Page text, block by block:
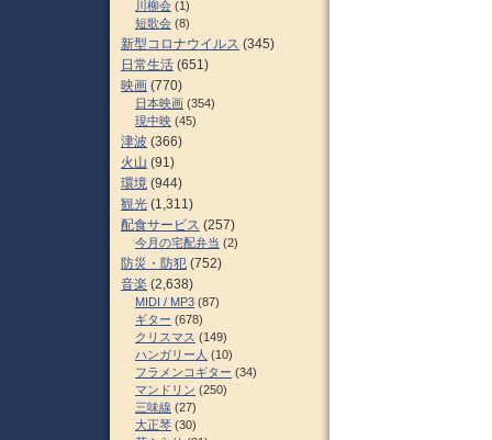
川柳会 (1)
短歌会 (8)
新型コロナウイルス (345)
日常生活 (651)
映画 (770)
日本映画 (354)
現中映 (45)
津波 (366)
火山 (91)
環境 (944)
観光 (1,311)
配食サービス (257)
今月の宅配弁当 (2)
防災・防犯 (752)
音楽 (2,638)
MIDI / MP3 (87)
ギター (678)
クリスマス (149)
ハンガリー人 (10)
フラメンコギター (34)
マンドリン (250)
三味線 (27)
大正琴 (30)